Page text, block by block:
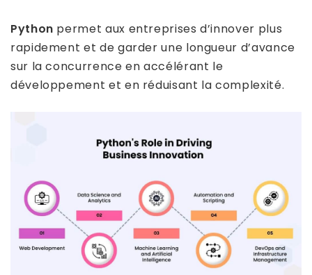
Python permet aux entreprises d’innover plus
rapidement et de garder une longueur d’avance
sur la concurrence en accélérant le
développement et en réduisant la complexité.